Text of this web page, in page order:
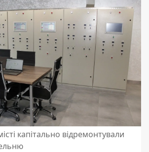
капітально відремонтували